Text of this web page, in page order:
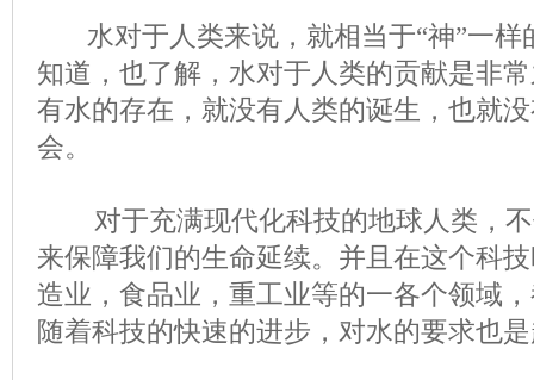
水对于人类来说，就相当于“神”一样
知道，也了解，水对于人类的贡献是非
有水的存在，就没有人类的诞生，也就
会。
对于充满现代化科技的地球人类，不
来保障我们的生命延续。并且在这个科
造业，食品业，重工业等的一各个领域
随着科技的快速的进步，对水的要求也